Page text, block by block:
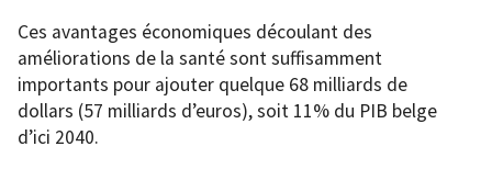
Ces avantages économiques découlant des
améliorations de la santé sont suffisamment
importants pour ajouter quelque 68 milliards de
dollars (57 milliards d’euros), soit 11% du PIB belge
d’ici 2040.